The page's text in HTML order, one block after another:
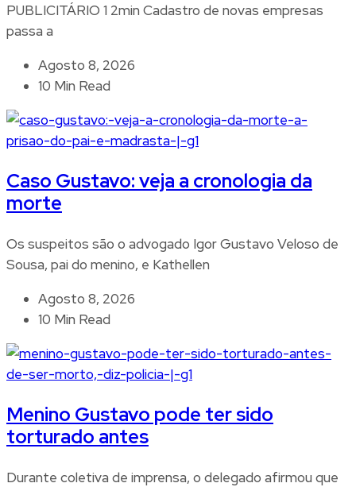
PUBLICITÁRIO 1 2min Cadastro de novas empresas
passa a
Agosto 8, 2026
10 Min Read
Caso Gustavo: veja a cronologia da
morte
Os suspeitos são o advogado Igor Gustavo Veloso de
Sousa, pai do menino, e Kathellen
Agosto 8, 2026
10 Min Read
Menino Gustavo pode ter sido
torturado antes
Durante coletiva de imprensa, o delegado afirmou que